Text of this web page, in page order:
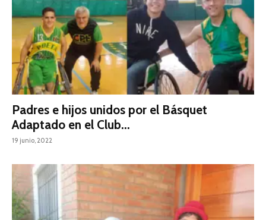
Padres e hijos unidos por el Básquet
Adaptado en el Club...
19 junio, 2022